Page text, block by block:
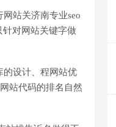
站关济南专业seo
对网站关键字做
的设计、程网站优
站代码的排名自然